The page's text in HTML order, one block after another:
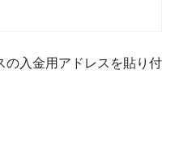
入金用アドレスを貼り付